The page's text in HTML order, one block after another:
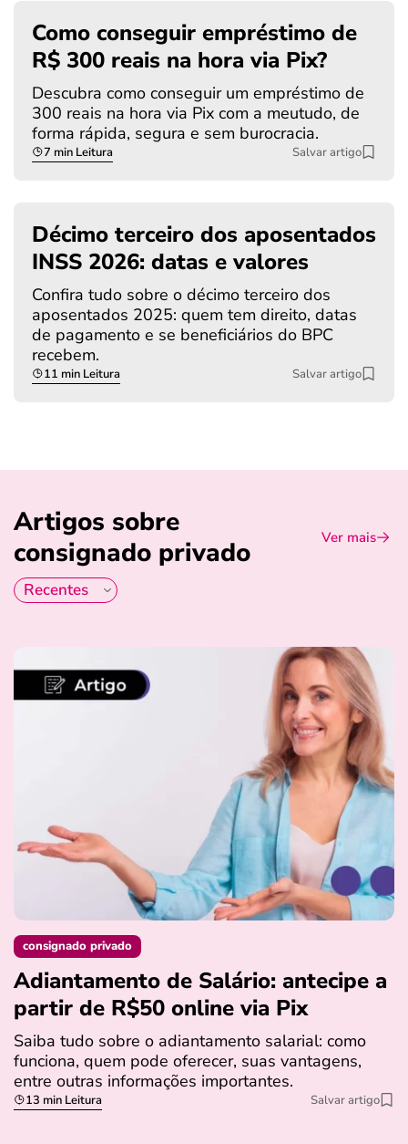
Como conseguir empréstimo de
R$ 300 reais na hora via Pix?
Descubra como conseguir um empréstimo de
300 reais na hora via Pix com a meutudo, de
forma rápida, segura e sem burocracia.
7 min Leitura Salvar artigo
Décimo terceiro dos aposentados
INSS 2026: datas e valores
Confira tudo sobre o décimo terceiro dos
aposentados 2025: quem tem direito, datas
de pagamento e se beneficiários do BPC
recebem.
11 min Leitura Salvar artigo
Artigos sobre
consignado privado
Ver mais
consignado privado
Adiantamento de Salário: antecipe a
partir de R$50 online via Pix
Saiba tudo sobre o adiantamento salarial: como
funciona, quem pode oferecer, suas vantagens,
entre outras informações importantes.
13 min Leitura Salvar artigo